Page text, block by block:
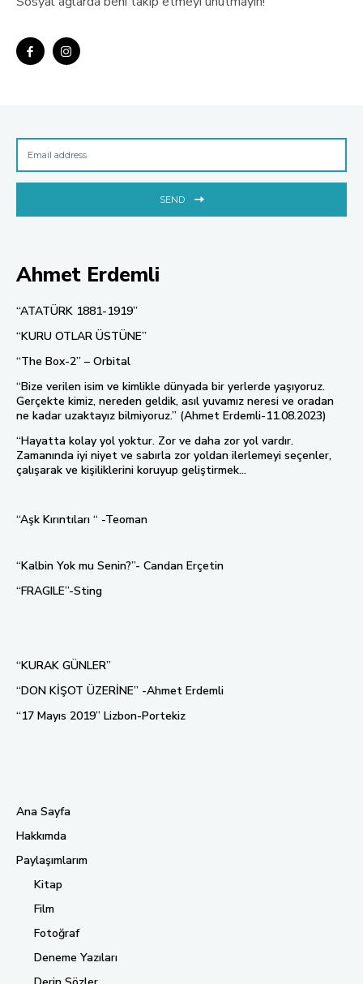
SEND
Ahmet Erdemli
“ATATÜRK 1881-1919”
“KURU OTLAR ÜSTÜNE”
“The Box-2” – Orbital
“Bize verilen isim ve kimlikle dünyada bir yerlerde yaşıyoruz.
Gerçekte kimiz, nereden geldik, asıl yuvamız neresi ve oradan
ne kadar uzaktayız bilmiyoruz.” (Ahmet Erdemli-11.08.2023)
“Hayatta kolay yol yoktur. Zor ve daha zor yol vardır.
Zamanında iyi niyet ve sabırla zor yoldan ilerlemeyi seçenler,
çalışarak ve kişiliklerini koruyup geliştirmek...
“Aşk Kırıntıları “ -Teoman
“Kalbin Yok mu Senin?”- Candan Erçetin
“FRAGILE”-Sting
“KURAK GÜNLER”
“DON KİŞOT ÜZERİNE” -Ahmet Erdemli
“17 Mayıs 2019” Lizbon-Portekiz
Ana Sayfa
Hakkımda
Paylaşımlarım
Kitap
Film
Fotoğraf
Deneme Yazıları